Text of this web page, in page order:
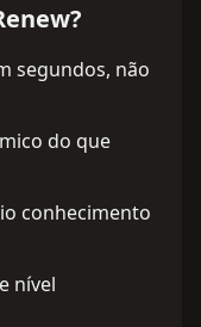
segundos, não
do que
conhecimento
nível